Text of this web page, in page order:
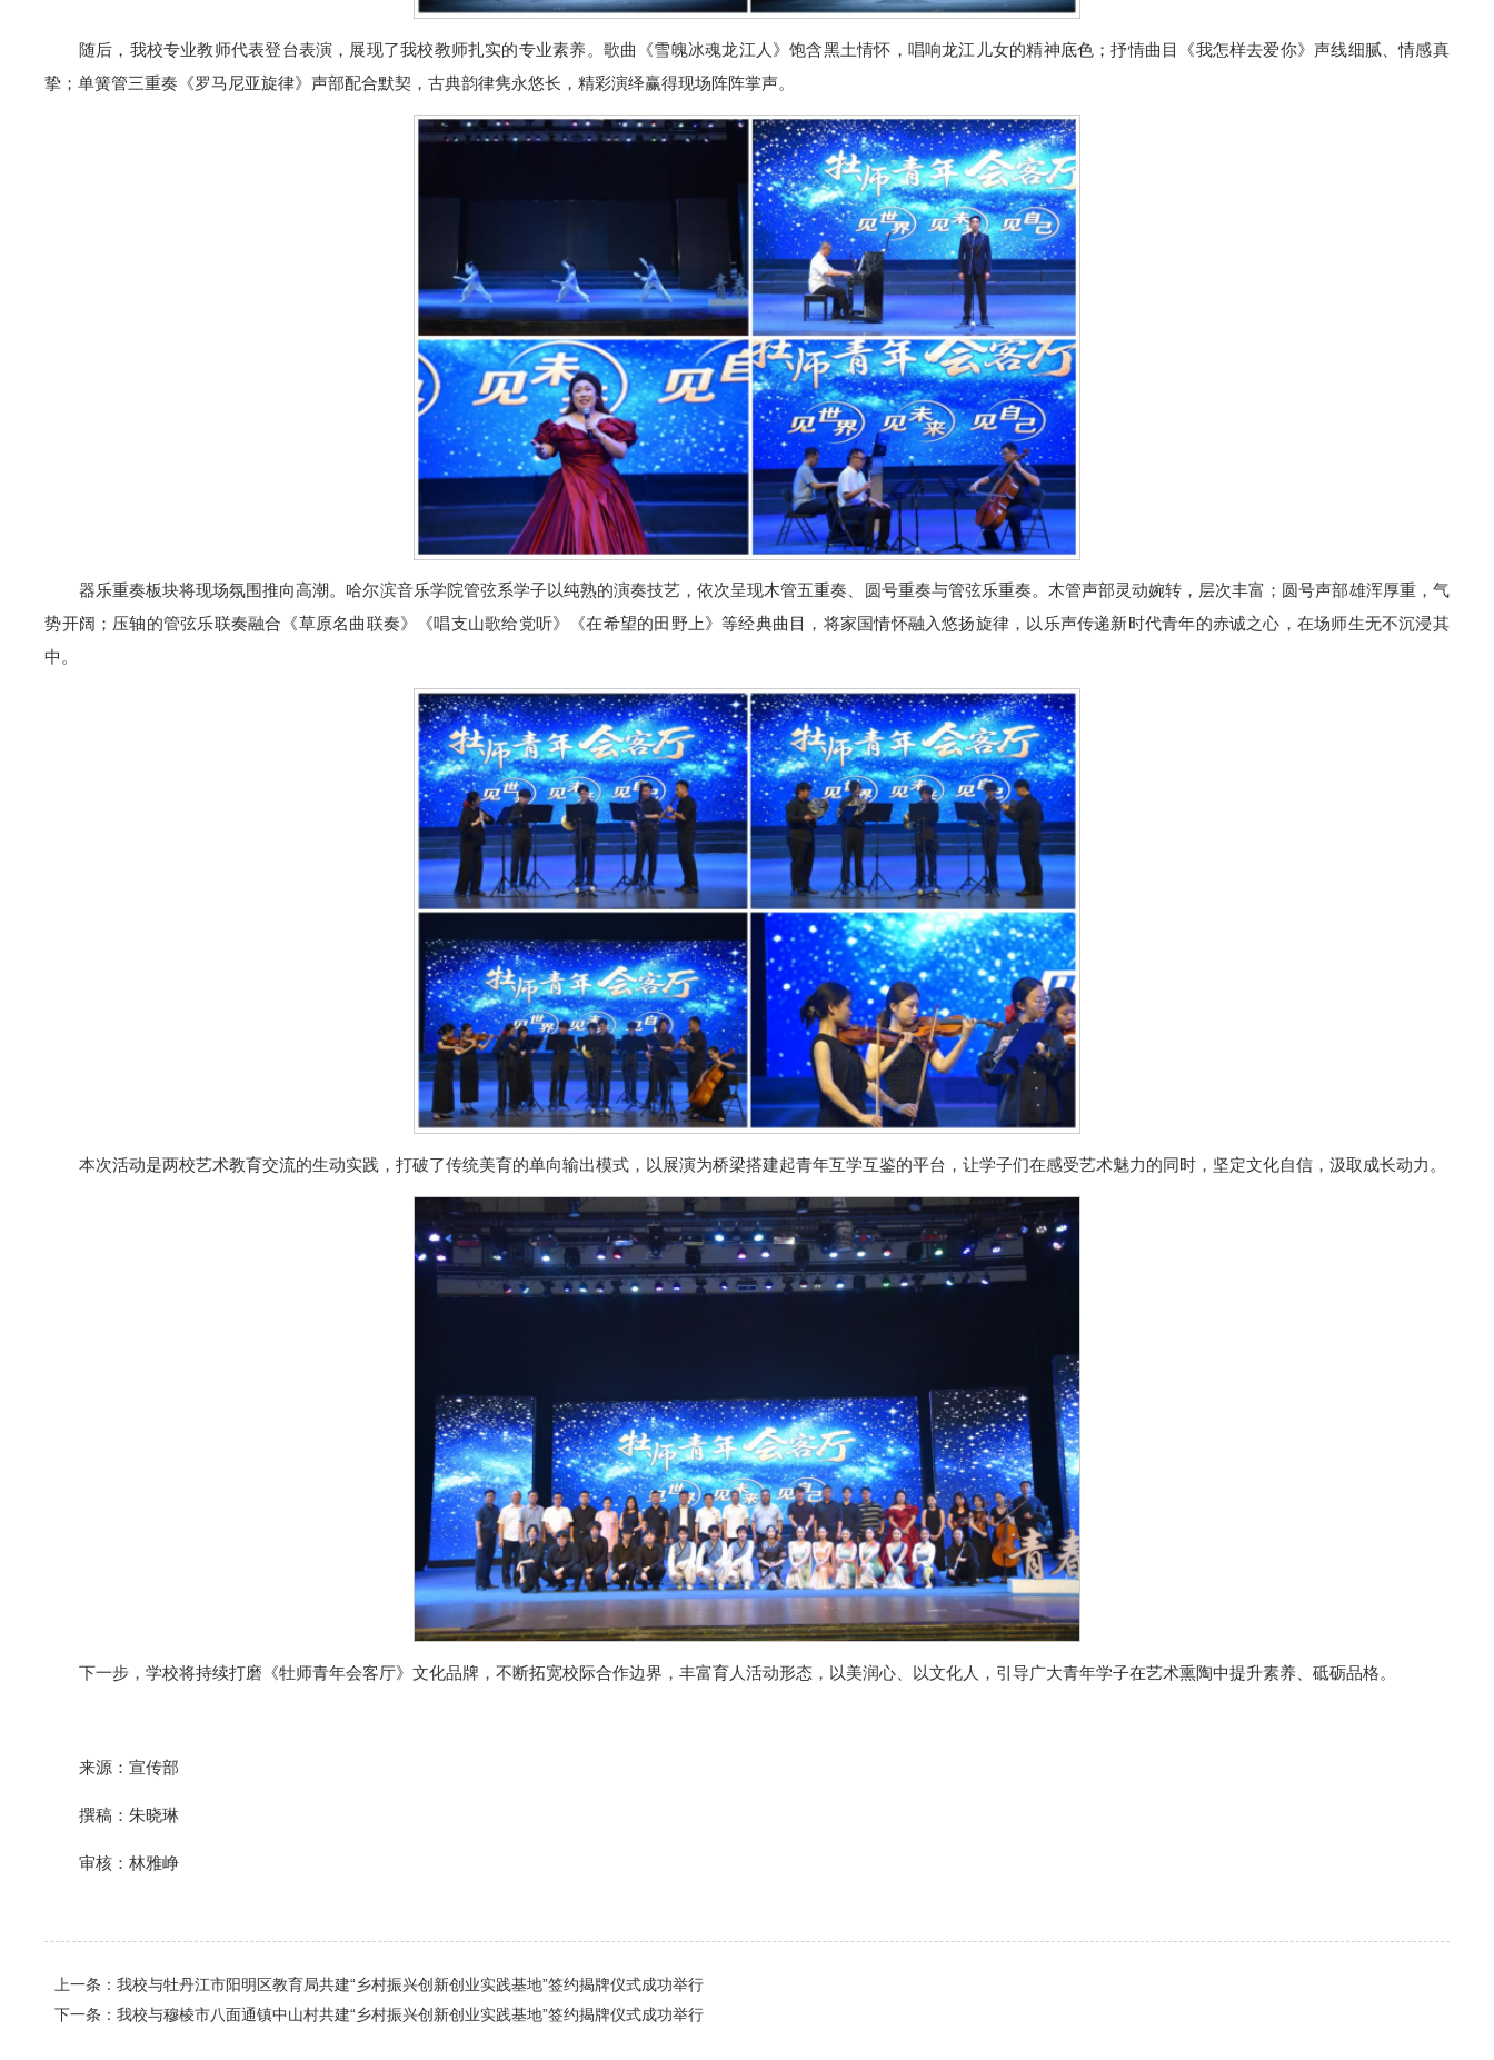
随后，我校专业教师代表登台表演，展现了我校教师扎实的专业素养。歌曲《雪魄冰魂龙江人》饱含黑土情怀，唱响龙江儿女的精神底色；抒情曲目《我怎样去爱你》声线细腻、情感真
挚；单簧管三重奏《罗马尼亚旋律》声部配合默契，古典韵律隽永悠长，精彩演绎赢得现场阵阵掌声。
器乐重奏板块将现场氛围推向高潮。哈尔滨音乐学院管弦系学子以纯熟的演奏技艺，依次呈现木管五重奏、圆号重奏与管弦乐重奏。木管声部灵动婉转，层次丰富；圆号声部雄浑厚重，气
势开阔；压轴的管弦乐联奏融合《草原名曲联奏》《唱支山歌给党听》《在希望的田野上》等经典曲目，将家国情怀融入悠扬旋律，以乐声传递新时代青年的赤诚之心，在场师生无不沉浸其
中。
本次活动是两校艺术教育交流的生动实践，打破了传统美育的单向输出模式，以展演为桥梁搭建起青年互学互鉴的平台，让学子们在感受艺术魅力的同时，坚定文化自信，汲取成长动力。
下一步，学校将持续打磨《牡师青年会客厅》文化品牌，不断拓宽校际合作边界，丰富育人活动形态，以美润心、以文化人，引导广大青年学子在艺术熏陶中提升素养、砥砺品格。
来源：宣传部
撰稿：朱晓琳
审核：林雅峥
上一条：我校与牡丹江市阳明区教育局共建“乡村振兴创新创业实践基地”签约揭牌仪式成功举行
下一条：我校与穆棱市八面通镇中山村共建“乡村振兴创新创业实践基地”签约揭牌仪式成功举行